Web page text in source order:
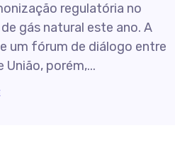
regulatória no
gás natural este ano. A
um fórum de diálogo entre
União, porém,...